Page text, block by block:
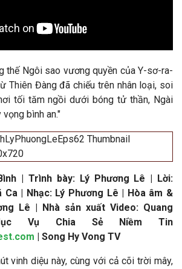
thế Ngôi sao vương quyền của Y-sơ-ra-
Thiên Đàng đã chiếu trên nhân loại, soi
tối tăm ngồi dưới bóng tử thần, Ngài
bình an."
|Trình bày: Lý Phương Lê | Lời:
Ca | Nhạc: Lý Phương Lê | Hòa âm &
Lê | Nhà sản xuất Video: Quang
Vụ Chia Sẻ Niềm Tin
| Song Hy Vong TV
vinh diệu này, cùng với cả cõi trời mây,